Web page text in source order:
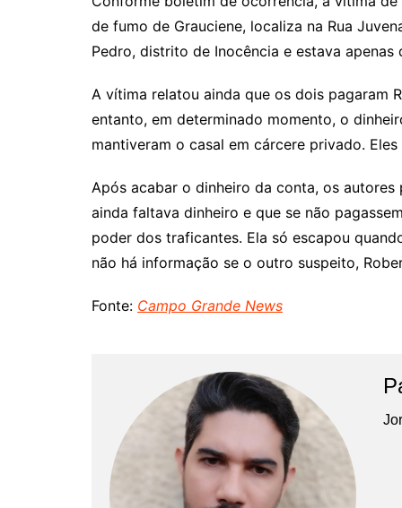
de fumo de Grauciene, localiza na Rua
Pedro, distrito de Inocência e estava apenas
A vítima relatou ainda que os dois pagaram
entanto, em determinado momento, o
mantiveram o casal em cárcere privado.
Após acabar o dinheiro da conta, os
ainda faltava dinheiro e que se não
poder dos traficantes. Ela só escapou
não há informação se o outro suspeito,
Fonte: Campo Grande News